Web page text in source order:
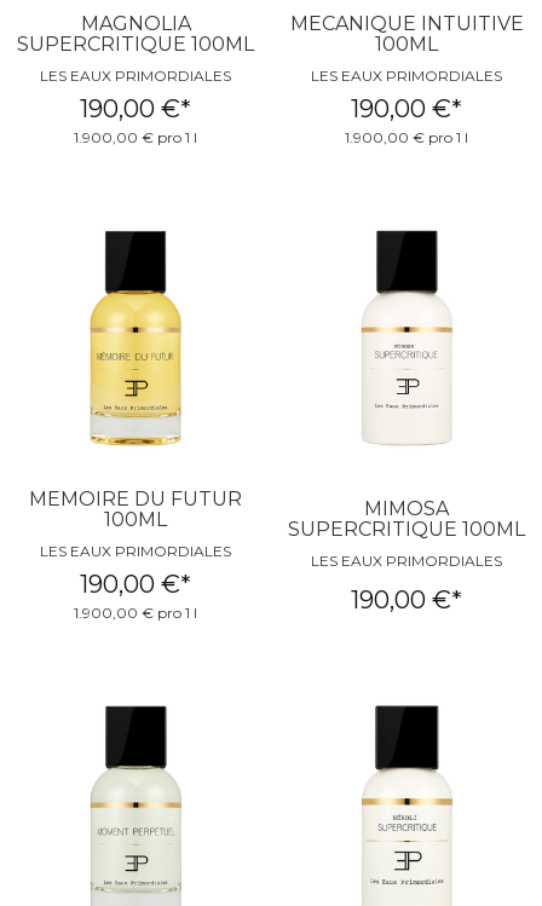
MAGNOLIA
SUPERCRITIQUE 100ML
LES EAUX PRIMORDIALES
190,00 €*
1.900,00 € pro 1 l
MECANIQUE INTUITIVE
100ML
LES EAUX PRIMORDIALES
190,00 €*
1.900,00 € pro 1 l
MEMOIRE DU FUTUR
100ML
LES EAUX PRIMORDIALES
190,00 €*
1.900,00 € pro 1 l
MIMOSA
SUPERCRITIQUE 100ML
LES EAUX PRIMORDIALES
190,00 €*